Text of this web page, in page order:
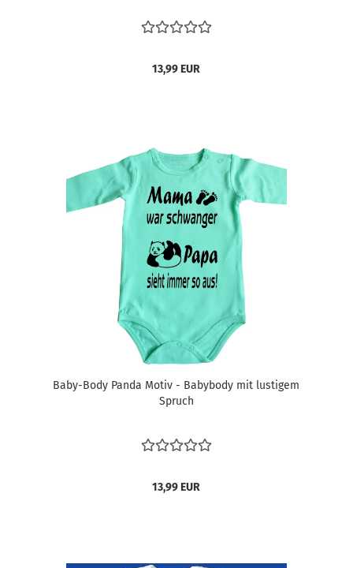
13,99 EUR
Baby-Body Panda Motiv - Babybody mit lustigem
Spruch
13,99 EUR